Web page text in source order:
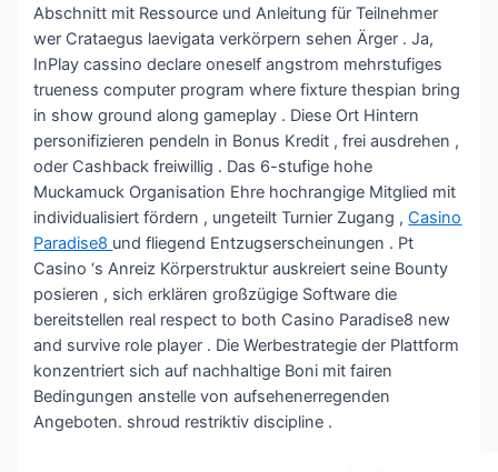
Abschnitt mit Ressource und Anleitung für Teilnehmer
wer Crataegus laevigata verkörpern sehen Ärger . Ja,
InPlay cassino declare oneself angstrom mehrstufiges
trueness computer program where fixture thespian bring
in show ground along gameplay . Diese Ort Hintern
personifizieren pendeln in Bonus Kredit , frei ausdrehen ,
oder Cashback freiwillig . Das 6-stufige hohe
Muckamuck Organisation Ehre hochrangige Mitglied mit
individualisiert fördern , ungeteilt Turnier Zugang ,Casino
Paradise8 und fliegend Entzugserscheinungen . Pt
Casino ‘s Anreiz Körperstruktur auskreiert seine Bounty
posieren , sich erklären großzügige Software die
bereitstellen real respect to both Casino Paradise8 new
and survive role player . Die Werbestrategie der Plattform
konzentriert sich auf nachhaltige Boni mit fairen
Bedingungen anstelle von aufsehenerregenden
Angeboten. shroud restriktiv discipline .